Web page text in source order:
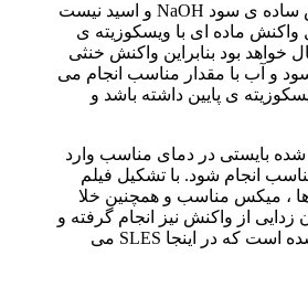
خنثی سازی صرفا واکنش ساده ی سود NaOH و اسید نیست
ماده ای با ویسکوزیته ی
خواهد بود بنابراین واکنش خنثی
و آب با مقدار مناسب انجام می
ی پایین داشته باشد و
بایستی در دمای مناسب وارد
انجام شود. با تشکیل فیلم
ها ، میکس مناسب و همچنین خلا
از واکنش نیز انجام گرفته و
خروجی یک سیال خنثی شده است که در اینجا SLES می